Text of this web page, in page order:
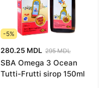
-5%
280.25 MDL 295 MDL
SBA Omega 3 Ocean
Tutti-Frutti sirop 150ml